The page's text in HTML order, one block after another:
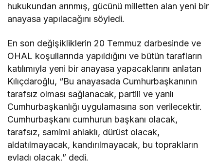
hukukundan arınmış, gücünü milletten alan yeni bir
anayasa yapılacağını söyledi.
En son değişikliklerin 20 Temmuz darbesinde ve
OHAL koşullarında yapıldığını ve bütün tarafların
katılımıyla yeni bir anayasa yapacaklarını anlatan
Kılıçdaroğlu, “Bu anayasada Cumhurbaşkanının
tarafsız olması sağlanacak, partili ve yanlı
Cumhurbaşkanlığı uygulamasına son verilecektir.
Cumhurbaşkanı cumhurun başkanı olacak,
tarafsız, samimi ahlaklı, dürüst olacak,
aldatılmayacak, kandırılmayacak, bu toprakların
evladı olacak.” dedi.